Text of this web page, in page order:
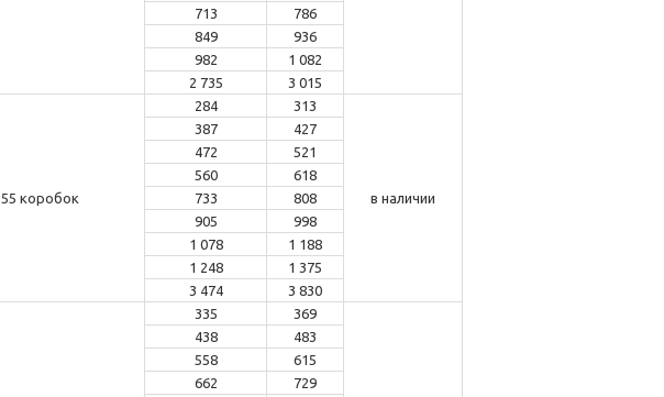
713
786
849
936
982
1 082
2 735
3 015
55 коробок
284 313
в наличии
387
427
472
521
560
618
733
808
905
998
1 078
1 188
1 248
1 375
3 474
3 830
335 369
438
483
558
615
662
729